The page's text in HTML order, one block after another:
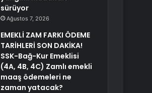
sürüyor
Ağustos 7, 2026
EMEKLİ ZAM FARKI ÖDEME
TARİHLERİ SON DAKİKA!
SSK-Bağ-Kur Emeklisi
(4A, 4B, 4C) Zamlı emekli
maaş ödemeleri ne
zaman yatacak?